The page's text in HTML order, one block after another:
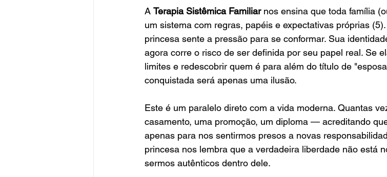
A Terapia Sistêmica Familiar nos ensina que toda família
um sistema com regras, papéis e expectativas próprias
princesa sente a pressão para se conformar. Sua
agora corre o risco de ser definida por seu papel real. Se
limites e redescobrir quem é para além do título de
conquistada será apenas uma ilusão.
Este é um paralelo direto com a vida moderna. Quantas
casamento, uma promoção, um diploma — acreditando
apenas para nos sentirmos presos a novas
princesa nos lembra que a verdadeira liberdade não está
sermos autênticos dentro dele.